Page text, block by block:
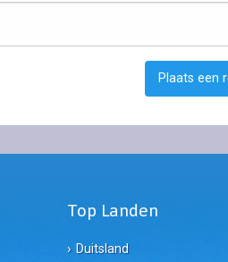
Plaats een
Top Landen
Duitsland